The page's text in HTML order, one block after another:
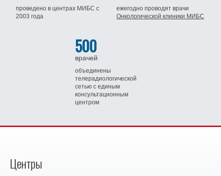
проведено в центрах МИБСс
2003 года
ежегодно проводят врачи
Онкологической клиники МИБС
500
врачей
объединены
телерадиологической
сетью с единым
консультационным
центром
Центры